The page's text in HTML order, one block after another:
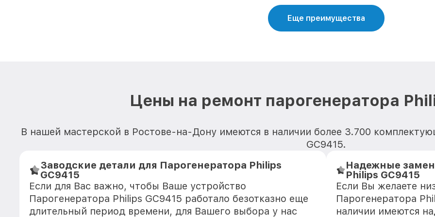
Еще преимущества
Цены на ремонт парогенератора
В нашей мастерской в Ростове-на-Дону имеются в наличии более 3.700
GC9415.
Заводские детали для Парогенератора Philips
GC9415
Если для Вас важно, чтобы Ваше устройство
Парогенератора Philips GC9415 работало безотказно еще
длительный период времени, для Вашего выбора у нас
Надежные
Philips GC9415
Если Вы желаете
Парогенератора
наличии имеются